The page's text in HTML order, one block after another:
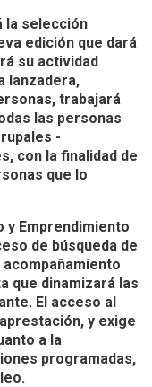
la selección
edición que dará
su actividad
lanzadera,
trabajará
las personas
-
con la finalidad de
que lo
y Emprendimiento
de búsqueda de
que dinamizará las
El acceso al
y exige
a la
programadas,